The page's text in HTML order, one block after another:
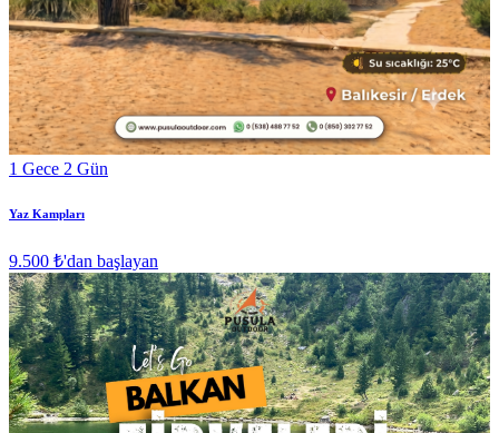
1 Gece 2 Gün
Yaz Kampları
9.500 ₺'dan başlayan